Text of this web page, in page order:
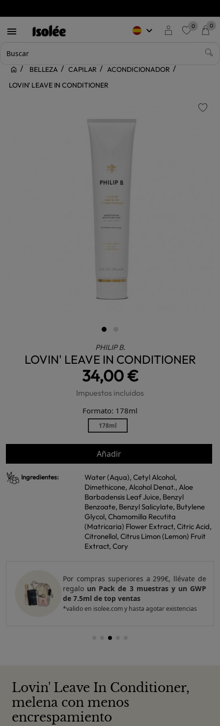
 keyboard_arrow_down 0 0
BELLEZA CAPILAR
ACONDICIONADOR
LOVIN' LEAVE IN CONDITIONER
PHILIP B.
LOVIN' LEAVE IN CONDITIONER
34,00 €
Impuestos incluidos
Formato: 178ml
178ml
Añadir
Ingredientes:
Water (Aqua), Cetyl Alcohol,
Dimethicone, Alcohol Denat., Aloe
Barbadensis Leaf Juice, Benzyl
Benzoate, Benzyl Salicylate, Butylene
Glycol, Chamomilla Recutita
(Matricaria) Flower Extract, Citric Acid,
Citronellol, Citrus Limon (Lemon) Fruit
Extract, Cory
y un GWP
existencias
Por compras superiores a
regaloun Pack de 4 muestras
top ventas
*valido en isolee.com y hasta agotar
Lovin' Leave In Conditioner,
melena con menos
encrespamiento